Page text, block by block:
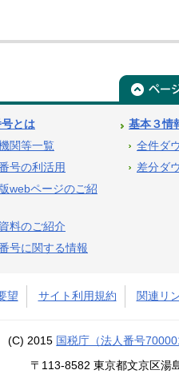
とは
関等一覧
号の利活用
webページのご紹
料のご紹介
号に関する情報
基本３情
全件ダ
差分ダ
望 サイト利用規約 関連リ
(C) 2015 国税庁（法人番号
〒113-8582 東京都文京区